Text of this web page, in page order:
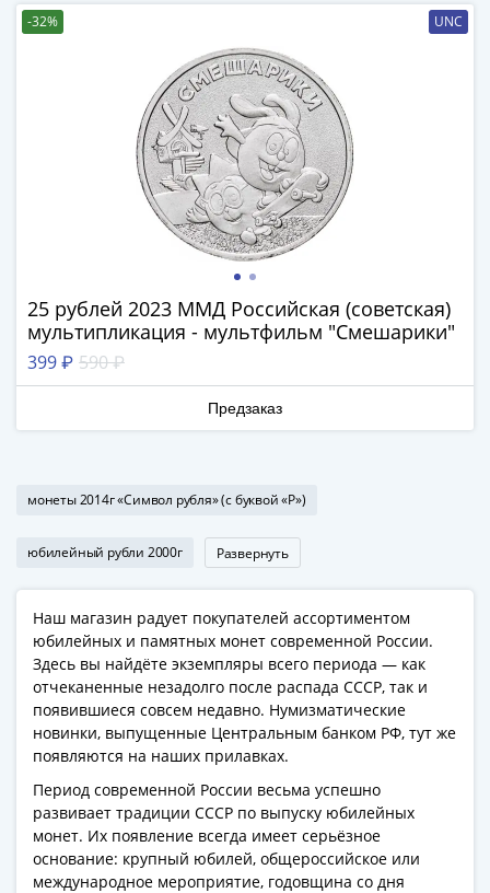
Смешанные
лоты
1919
1920гг
1921
1923
1932
1937
1938
1947
(1957)
1961
Засько)
1961
Гражданская
война
Банкноты
царской
-32% UNC
25 рублей 2023 ММД Российская (советская)
мультипликация - мультфильм "Смешарики"
399 ₽ 590 ₽
Предзаказ
монеты 2014г «Символ рубля» (с буквой «Р»)
юбилейный рубли 2000г Развернуть
Наш магазин радует покупателей ассортиментом
юбилейных и памятных монет современной России.
Здесь вы найдёте экземпляры всего периода — как
отчеканенные незадолго после распада СССР, так и
появившиеся совсем недавно. Нумизматические
новинки, выпущенные Центральным банком РФ, тут же
появляются на наших прилавках.
Период современной России весьма успешно
развивает традиции СССР по выпуску юбилейных
монет. Их появление всегда имеет серьёзное
основание: крупный юбилей, общероссийское или
международное мероприятие, годовщина со дня